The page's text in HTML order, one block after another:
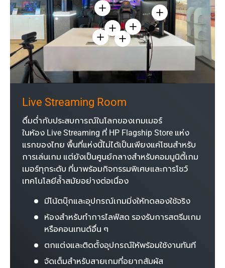
ดูรายละเอียด
ดูรายละเอียด - ไมโครโฟน
ดูรายละเอียด - จอม
ดูรายละเอียด - หูฟัง HyperX Gaming
ดูรายละเอียด - คีย์บอร์ด
ดูรายละเอียด - เมาส์ HyperX
Live Streaming Room
ดื่มด่ำกับประสบการณ์ในโลกของเกมเมอร์
ในห้อง Live Streaming ที่ HP Flagship Store แห่ง
แรกของไทย พื้นที่แห่งนี้ไม่ได้เป็นเพียงแค่โซนสำหรับ
การเล่นเกม แต่ยังเป็นศูนย์กลางสำหรับคอมมูนิตี้เกม
เมอร์ทุกระดับ ที่มาพร้อมกิจกรรมพิเศษและการโชว์
เทคโนโลยีล้ำสมัยอย่างต่อเนื่อง
มีโน้ตบุ๊กและอุปกรณ์เกมมิ่งให้ทดลองใช้จริง
ห้องสำหรับทำการไลฟ์สด รองรับการสตรีมเกม
หรือคอนเทนต์อื่น ๆ
ตกแต่งและติดตั้งอุปกรณ์ให้พร้อมใช้งานทันที
จัดเต็มสำหรับสายเกมที่อยากสัมผัส